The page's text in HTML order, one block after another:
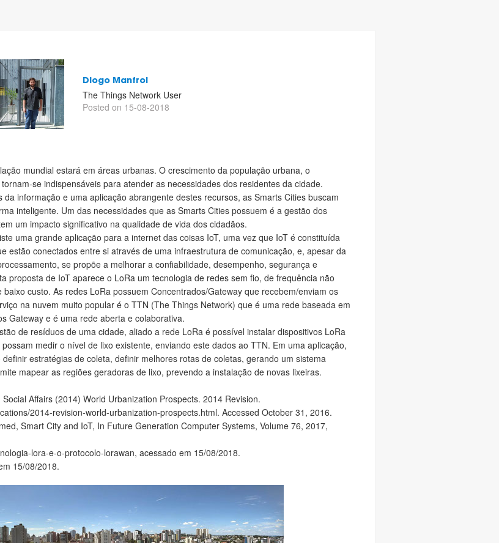
Diogo Manfroi
The Things Network User
Posted on 15-08-2018
mundial estará em áreas urbanas. O crescimento da população urbana, o
se indispensáveis para atender as necessidades dos residentes da cidade.
informação e uma aplicação abrangente destes recursos, as Smarts Cities buscam
inteligente. Um das necessidades que as Smarts Cities possuem é a gestão dos
um impacto significativo na qualidade de vida dos cidadãos.
uma grande aplicação para a internet das coisas IoT, uma vez que IoT é constituída
estão conectados entre si através de uma infraestrutura de comunicação, e, apesar da
se propõe a melhorar a confiabilidade, desempenho, segurança e
proposta de IoT aparece o LoRa um tecnologia de redes sem fio, de frequência não
custo. As redes LoRa possuem Concentrados/Gateway que recebem/enviam os
na nuvem muito popular é o TTN (The Things Network) que é uma rede baseada em
Gateway e é uma rede aberta e colaborativa.
de resíduos de uma cidade, aliado a rede LoRa é possível instalar dispositivos LoRa
medir o nível de lixo existente, enviando este dados ao TTN. Em uma aplicação,
estratégias de coleta, definir melhores rotas de coletas, gerando um sistema
mapear as regiões geradoras de lixo, prevendo a instalação de novas lixeiras.
Affairs (2014) World Urbanization Prospects. 2014 Revision.
2014-revision-world-urbanization-prospects.html. Accessed October 31, 2016.
Smart City and IoT, In Future Generation Computer Systems, Volume 76, 2017,
lora-e-o-protocolo-lorawan, acessado em 15/08/2018.
15/08/2018.